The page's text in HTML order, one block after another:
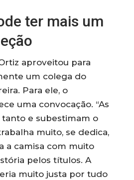
ter mais um
aproveitou para
um colega do
Para ele, o
uma convocação. “As
tanto e subestimam o
muito, se dedica,
a camisa com muito
pelos títulos. A
muito justa por tudo